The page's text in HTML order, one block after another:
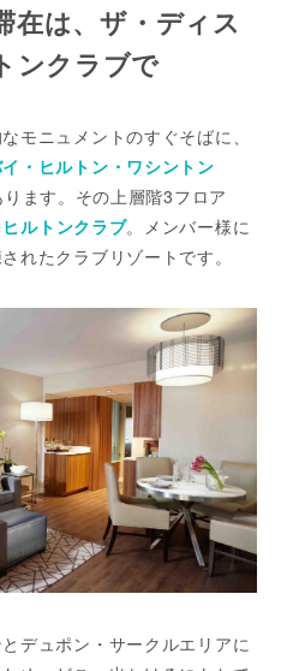
在は、ザ・ディス
ンクラブで
モニュメントのすぐそばに、
・ヒルトン・ワシントン
ります。その上層階3フロア
ルトンクラブ。メンバー様に
れたクラブリゾートです。
デュポン・サークルエリアに